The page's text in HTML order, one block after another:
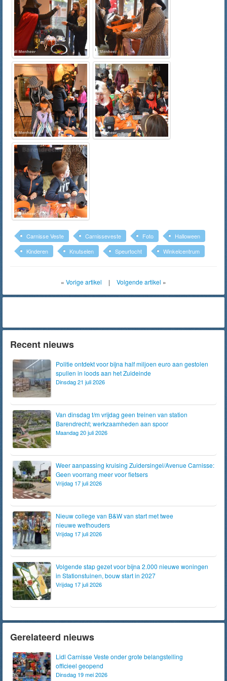
Carnisse Veste Carnisseveste Foto
Halloween
Kinderen
Knutselen Speurtocht Winkelcentrum
« Vorige artikel | Volgende artikel »
Recent nieuws
Politie ontdekt voor bijna half miljoen euro aan gestolen
spullen in loods aan het Zuideinde
Dinsdag 21 juli 2026
Van dinsdag t/m vrijdag geen treinen van station
Barendrecht; werkzaamheden aan spoor
Maandag 20 juli 2026
Weer aanpassing kruising Zuidersingel/Avenue Carnisse:
Geen voorrang meer voor fietsers
Vrijdag 17 juli 2026
Nieuw college van B&W van start met twee
nieuwe wethouders
Vrijdag 17 juli 2026
Volgende stap gezet voor bijna 2.000 nieuwe woningen
in Stationstuinen, bouw start in 2027
Vrijdag 17 juli 2026
Gerelateerd nieuws
Lidl Carnisse Veste onder grote belangstelling
officieel geopend
Dinsdag 19 mei 2026